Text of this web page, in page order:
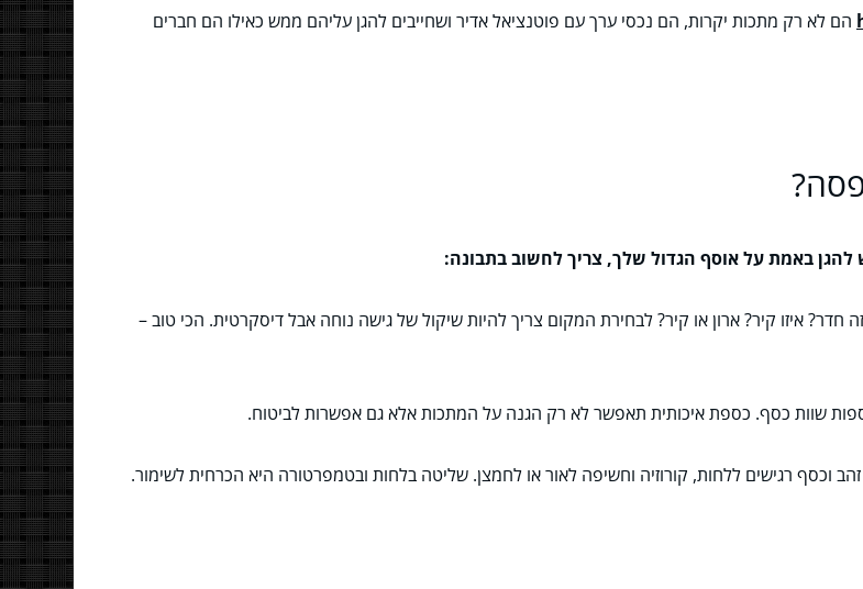
הם לא רק מתכות יקרות, הם נכסי ערך עם פוטנציאל אדיר ושחייבים להגן עליהם ממש כאילו הם חברים
באמת על אוסף הגדול שלך, צריך לחשוב בתבונה:
איזו קיר? ארון או קיר? לבחירת המקום צריך להיות שיקול של גישה נוחה אבל דיסקרטית. הכי טוב –
שוות כסף. כספת איכותית תאפשר לא רק הגנה על המתכות אלא גם אפשרות לביטוח.
רגישים ללחות, קורוזיה וחשיפה לאור או לחמצן. שליטה בלחות ובטמפרטורה היא הכרחית לשימור.